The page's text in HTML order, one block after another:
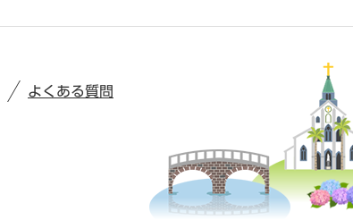
よくある質問